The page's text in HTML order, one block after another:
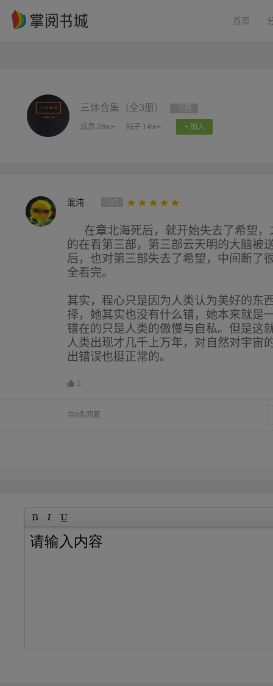
首页
三体合集（全3册）
成员 28w+ 帖子 14w+ + 加入
混沌 .
在章北海死后，就开始失去了希望
的在看第三部，第三部云天明的大脑被
后，也对第三部失去了希望，中间断了
全看完。
其实，程心只是因为人类认为美好的东
择，她其实也没有什么错，她本来就是
错在的只是人类的傲慢与自私。但是这
人类出现才几千上万年，对自然对宇宙
出错误也挺正常的。
1
共0条回复